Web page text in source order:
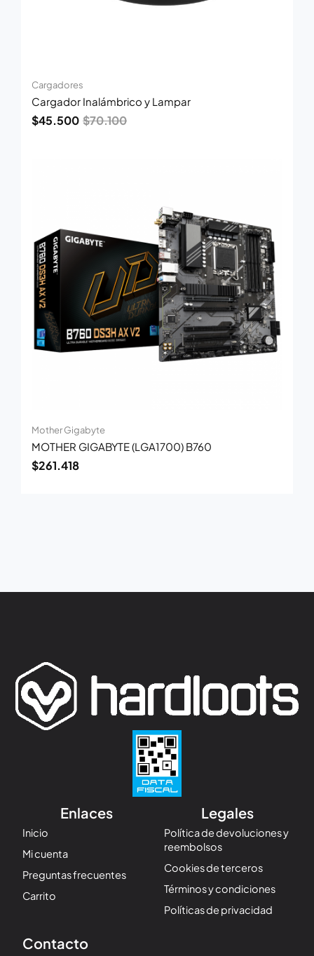
Cargadores
Cargador Inalámbrico y Lampar
$70.100
$45.500
Mother Gigabyte
MOTHER GIGABYTE (LGA1700) B760
$261.418
Enlaces
Inicio
Mi cuenta
Preguntas frecuentes
Carrito
Legales
Política de devoluciones y
reembolsos
Cookies de terceros
Términos y condiciones
Políticas de privacidad
Contacto